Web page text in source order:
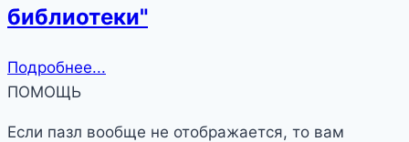
библиотеки"
Подробнее...
ПОМОЩЬ
Если пазл вообще не отображается, то вам